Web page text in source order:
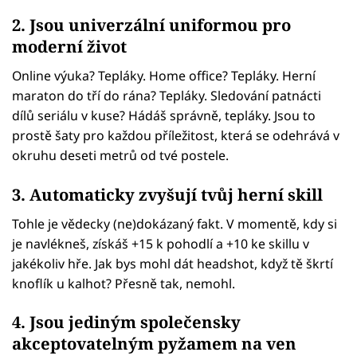
2. Jsou univerzální uniformou pro
moderní život
Online výuka? Tepláky. Home office? Tepláky. Herní
maraton do tří do rána? Tepláky. Sledování patnácti
dílů seriálu v kuse? Hádáš správně, tepláky. Jsou to
prostě šaty pro každou příležitost, která se odehrává v
okruhu deseti metrů od tvé postele.
3. Automaticky zvyšují tvůj herní skill
Tohle je vědecky (ne)dokázaný fakt. V momentě, kdy si
je navlékneš, získáš +15 k pohodlí a +10 ke skillu v
jakékoliv hře. Jak bys mohl dát headshot, když tě škrtí
knoflík u kalhot? Přesně tak, nemohl.
4. Jsou jediným společensky
akceptovatelným pyžamem na ven